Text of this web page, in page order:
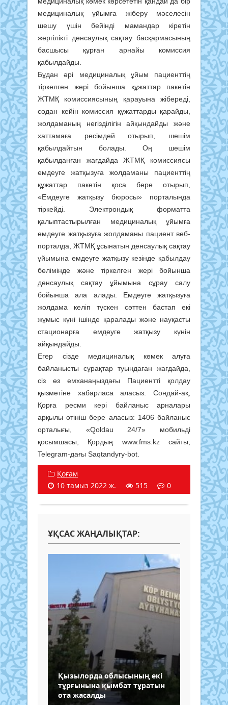
медициналық ұйымға жіберу мәселесін
шешу үшін бейінді мамандар кіретін
жергілікті денсаулық сақтау басқармасының
басшысы құрған арнайы комиссия
қабылдайды.
Бұдан әрі медициналық ұйым пациенттің
тіркелген жері бойынша құжаттар пакетін
ЖТМҚ комиссиясының қарауына жібереді,
содан кейін комиссия құжаттарды қарайды,
жолдаманың негізділігін айқындайды және
хаттамаға ресімдей отырып, шешім
қабылдайтын болады. Оң шешім
қабылданған жағдайда ЖТМҚ комиссиясы
емдеуге жатқызуға жолдаманы пациенттің
құжаттар пакетін қоса бере отырып,
«Емдеуге жатқызу бюросы» порталында
тіркейді. Электрондық форматта
қалыптастырылған медициналық ұйымға
емдеуге жатқызуға жолдаманы пациент веб-
порталда, ЖТМҚ ұсынатын денсаулық сақтау
ұйымына емдеуге жатқызу кезінде қабылдау
бөлімінде және тіркелген жері бойынша
денсаулық сақтау ұйымына сұрау салу
бойынша ала алады. Емдеуге жатқызуға
жолдама келіп түскен сәттен бастап екі
жұмыс күні ішінде қаралады және науқасты
стационарға емдеуге жатқызу күнін
айқындайды.
Егер сізде медициналық көмек алуға
байланысты сұрақтар туындаған жағдайда,
сіз өз емханаңыздағы Пациентті қолдау
қызметіне хабарласа аласыз. Сондай-ақ,
Қорға ресми кері байланыс арналары
арқылы өтініш бере аласыз: 1406 байланыс
орталығы, «Qoldau 24/7» мобильді
қосымшасы, Қордың www.fms.kz сайты,
Telegram-дағы Saqtandyry-bot.
Қоғам
10 тамыз 2022 ж.
515 0
ҰҚСАС ЖАҢАЛЫҚТАР:
Қызылорда облысының екі
тұрғынына қымбат тұратын
ота жасалды